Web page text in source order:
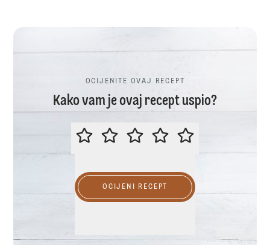
OCIJENITE OVAJ RECEPT
Kako vam je ovaj recept uspio?
OCIJENITE OVAJ RECEPT
OCIJENI RECEPT